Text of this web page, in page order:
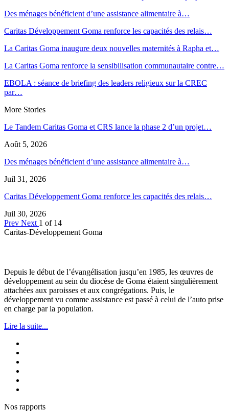
Des ménages bénéficient d’une assistance alimentaire à…
Caritas Développement Goma renforce les capacités des relais…
La Caritas Goma inaugure deux nouvelles maternités à Rapha et…
La Caritas Goma renforce la sensibilisation communautaire contre…
EBOLA : séance de briefing des leaders religieux sur la CREC
par…
More Stories
Le Tandem Caritas Goma et CRS lance la phase 2 d’un projet…
Août 5, 2026
Des ménages bénéficient d’une assistance alimentaire à…
Juil 31, 2026
Caritas Développement Goma renforce les capacités des relais…
Juil 30, 2026
Prev Next 1 of 14
Caritas-Développement Goma
Depuis le début de l’évangélisation jusqu’en 1985, les œuvres de
développement au sein du diocèse de Goma étaient singulièrement
attachées aux paroisses et aux congrégations. Puis, le
développement vu comme assistance est passé à celui de l’auto prise
en charge par la population.
Lire la suite...
Nos rapports